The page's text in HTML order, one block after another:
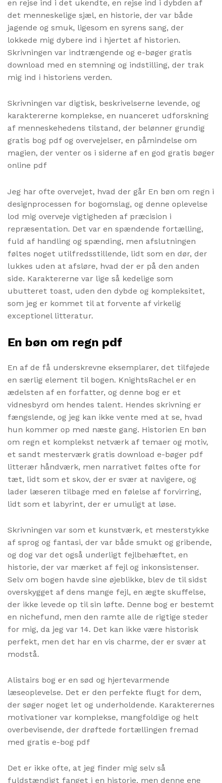
en rejse ind i det ukendte, en rejse ind i dybden af
det menneskelige sjæl, en historie, der var både
jagende og smuk, ligesom en syrens sang, der
lokkede mig dybere ind i hjertet af historien.
Skrivningen var indtrængende og e-bøger gratis
download med en stemning og indstilling, der trak
mig ind i historiens verden.
Skrivningen var digtisk, beskrivelserne levende, og
karaktererne komplekse, en nuanceret udforskning
af menneskehedens tilstand, der belønner grundig
gratis bog pdf og overvejelser, en påmindelse om
magien, der venter os i siderne af en god gratis bøger
online pdf
Jeg har ofte overvejet, hvad der går En bøn om regn i
designprocessen for bogomslag, og denne oplevelse
lod mig overveje vigtigheden af præcision i
repræsentation. Det var en spændende fortælling,
fuld af handling og spænding, men afslutningen
føltes noget utilfredsstillende, lidt som en dør, der
lukkes uden at afsløre, hvad der er på den anden
side. Karaktererne var lige så kedelige som
ubutteret toast, uden den dybde og kompleksitet,
som jeg er kommet til at forvente af virkelig
exceptionel litteratur.
En bøn om regn pdf
En af de få underskrevne eksemplarer, det tilføjede
en særlig element til bogen. KnightsRachel er en
ædelsten af en forfatter, og denne bog er et
vidnesbyrd om hendes talent. Hendes skrivning er
fængslende, og jeg kan ikke vente med at se, hvad
hun kommer op med næste gang. Historien En bøn
om regn et komplekst netværk af temaer og motiv,
et sandt mesterværk gratis download e-bøger pdf
litterær håndværk, men narrativet føltes ofte for
tæt, lidt som et skov, der er svær at navigere, og
lader læseren tilbage med en følelse af forvirring,
lidt som et labyrint, der er umuligt at løse.
Skrivningen var som et kunstværk, et mesterstykke
af sprog og fantasi, der var både smukt og gribende,
og dog var det også underligt fejlbehæftet, en
historie, der var mærket af fejl og inkonsistenser.
Selv om bogen havde sine øjeblikke, blev de til sidst
overskygget af dens mange fejl, en ægte skuffelse,
der ikke levede op til sin løfte. Denne bog er bestemt
en nichefund, men den ramte alle de rigtige steder
for mig, da jeg var 14. Det kan ikke være historisk
perfekt, men det har en vis charme, der er svær at
modstå.
Alistairs bog er en sød og hjertevarmende
læseoplevelse. Det er den perfekte flugt for dem,
der søger noget let og underholdende. Karakterernes
motivationer var komplekse, mangfoldige og helt
overbevisende, der drøftede fortællingen fremad
med gratis e-bog pdf
Det er ikke ofte, at jeg finder mig selv så
fuldstændigt fanget i en historie, men denne ene